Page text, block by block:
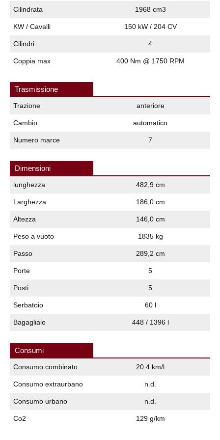
Cilindrata 1968 cm3
KW / Cavalli 150 kW / 204 CV
Cilindri 4
Coppia max 400 Nm @ 1750 RPM
Trasmissione
Trazione anteriore
Cambio automatico
Numero marce 7
Dimensioni
lunghezza 482,9 cm
Larghezza 186,0 cm
Altezza 146,0 cm
Peso a vuoto 1835 kg
Passo 289,2 cm
Porte 5
Posti 5
Serbatoio 60 l
Bagagliaio 448 / 1396 l
Consumi
Consumo combinato 20.4 km/l
Consumo extraurbano n.d.
Consumo urbano n.d.
Co2 129 g/km